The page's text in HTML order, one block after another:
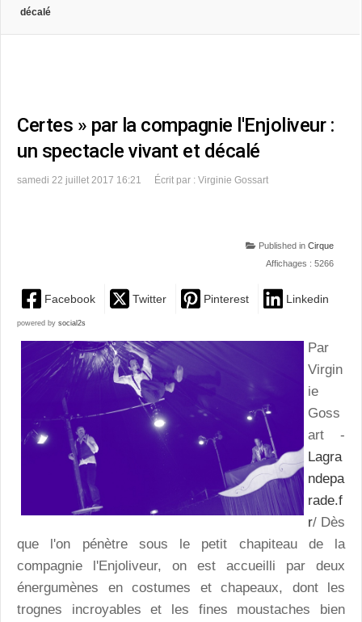
décalé
Certes » par la compagnie l'Enjoliveur :
un spectacle vivant et décalé
samedi 22 juillet 2017 16:21 Écrit par : Virginie Gossart
Published in Cirque
Affichages : 5266
Facebook Twitter Pinterest Linkedin
powered by social2s
Par
Virgin
ie
Goss
art -
Lagra
ndepa
rade.f
r/ Dès
que l'on pénètre sous le petit chapiteau de la
compagnie l'Enjoliveur, on est accueilli par deux
énergumènes en costumes et chapeaux, dont les
trognes incroyables et les fines moustaches bien